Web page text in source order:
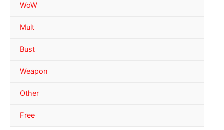
WoW
Mult
Bust
Weapon
Other
Free